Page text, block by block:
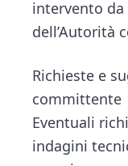
intervento da
dell’Autorità
Richieste e
committente
Eventuali
indagini